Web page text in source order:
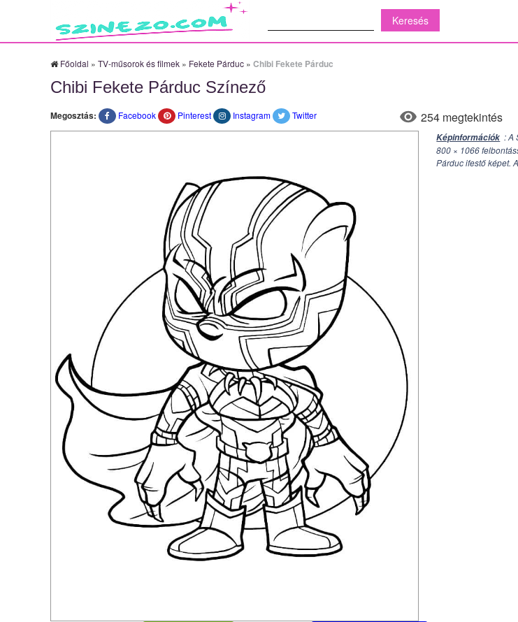
Főoldal » TV-műsorok és filmek » Fekete Párduc » Chibi Fekete Párduc
Chibi Fekete Párduc Színező
Megosztás: Facebook Pinterest Instagram Twitter 254 megtekintés
Képinformációk : A
800 × 1066
Párduc ifestő képet.